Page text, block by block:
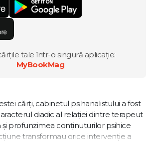
tale într-o singură aplicație:
MyBookMag
cărți, cabinetul psihanalistului a fost
diadic al relației dintre terapeut
profunzimea conținuturilor psihice
transformau orice intervenție a